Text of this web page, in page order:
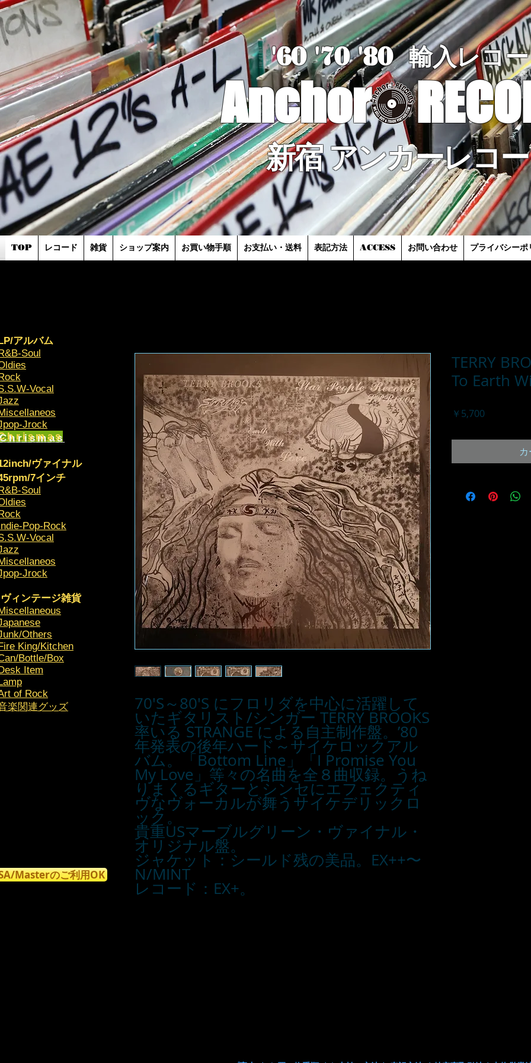
TOP レコード 雑貨 ショップ案内 お買い物手順 お支払い・送料 表記方法 ACCESS お問い合わせ プライバシーポ
70'S～80'S にフロリダを中心に活躍して
いたギタリスト/シンガー TERRY BROOKS
率いる STRANGE による自主制作盤。’80
年発表の後年ハード～サイケロックアル
バム。「Bottom Line」「I Promise You
My Love」等々の名曲を全８曲収録。うね
りまくるギターとシンセにエフェクティ
ヴなヴォーカルが舞うサイケデリックロ
ック。
貴重USマーブルグリーン・ヴァイナル・
オリジナル盤。
ジャケット：シールド残の美品。EX++〜
N/MINT
レコード：EX+。
TERRY
To Earth
￥5,700価
'60 '70'80 輸入レコ
Anchor
新宿 アンカーレコ
Masterのご利用OK
アルバム
Soul
Vocal
Jrock
ヴァイナル
7インチ
Soul
Pop-Rock
Vocal
Jrock
ヴィンテージ雑貨
Others
King/Kitchen
Bottle/Box
Item
of Rock
楽関連グッズ